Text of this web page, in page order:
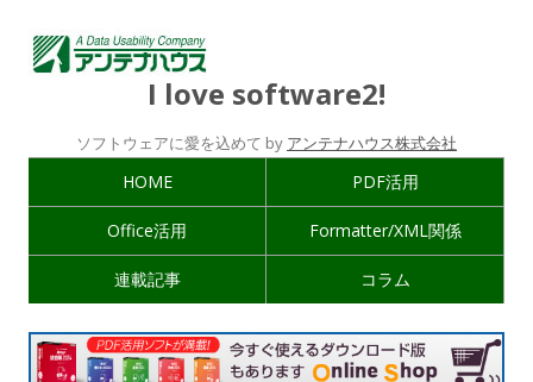
I love software2!
ソフトウェアに愛を込めて by アンテナハウス株式会社
HOME PDF活用
Office活用 Formatter/XML関係
連載記事 コラム